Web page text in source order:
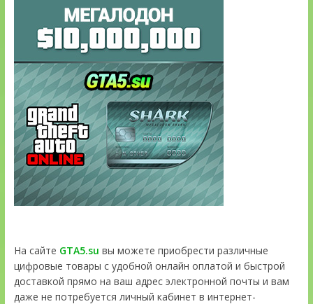
На сайте GTA5.su вы можете приобрести различные
цифровые товары с удобной онлайн оплатой и быстрой
доставкой прямо на ваш адрес электронной почты и вам
даже не потребуется личный кабинет в интернет-